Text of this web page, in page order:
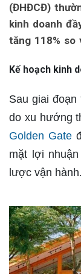
(ĐHĐCĐ)
kinh doanh
tăng 118% so
Kế hoạch kinh
Sau giai
do xu hướng
Golden Gate
mặt lợi
lược vận hành.